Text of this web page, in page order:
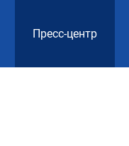
Пресс-центр